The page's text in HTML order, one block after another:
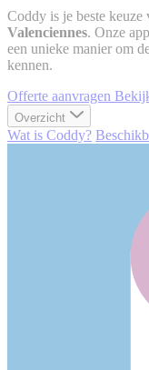
Coddy is je beste keuze
Valenciennes. Onze
een unieke manier om
kennen.
Offerte aanvragen
Overzicht
Wat is Coddy?